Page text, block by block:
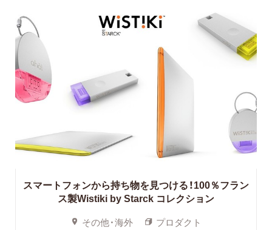
スマートフォンから持ち物を見つける！100％フラン
ス製Wistiki by Starck コレクション
その他・海外 プロダクト